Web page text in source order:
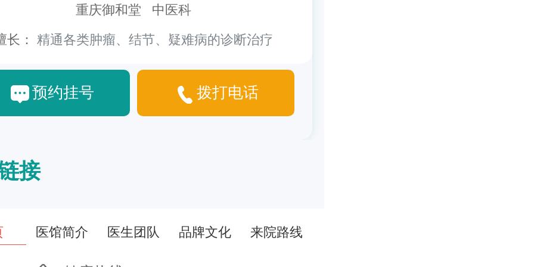
重庆御和堂 中医科
长： 精通各类肿瘤、结节、疑难病的诊断治疗
预约挂号 拨打电话
接
医馆简介 医生团队 品牌文化 来院路线